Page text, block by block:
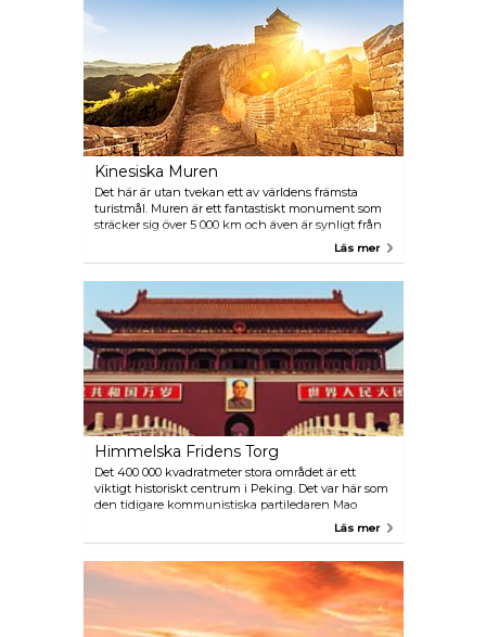
Kinesiska Muren
Det här är utan tvekan ett av världens främsta
turistmål. Muren är ett fantastiskt monument som
sträcker sig över 5 000 km och även är synligt från
rymden. Den lämpligaste platsen för att se muren är
av turistbussarna som avgår från Qianmen station
eller buss 919 som avgår från Deshengmen station.
Andra sevärdheter öppna för turister för att utforska
muren är Mutianyu, Huanghuacheng, Simatai och
Jinshanling.
Läs mer
Himmelska Fridens Torg
Det 400 000 kvadratmeter stora området är ett
viktigt historiskt centrum i Peking. Det var här som
den tidigare kommunistiska partiledaren Mao
Zedong förklarade grundandet av Folkrepubliken
mausoleet. Besöka The Great Hall of the People som
hyser landets nationella folkkongress och beundra
1400-tals Qianmen City Gate som en gång delade
Pekings gamla innerstad och förorterna åt.
Läs mer